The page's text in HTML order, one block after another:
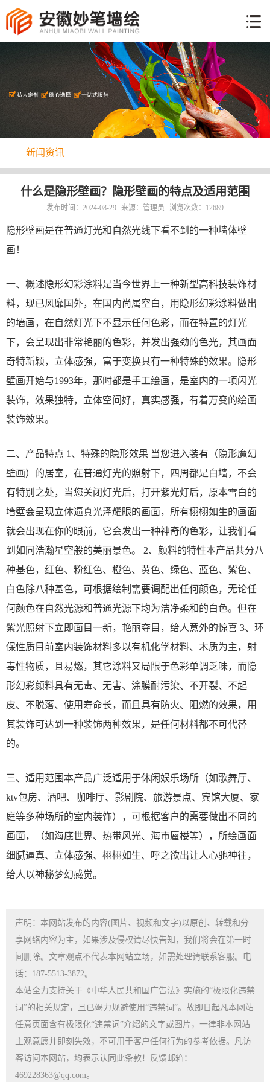
网
站
艺
资
方
式
新闻资讯
什么是隐形壁画？隐形壁画的特点及适用范围
发布时间：2024-08-29 来源：管理员 浏览次数：12689
隐形壁画是在普通灯光和自然光线下看不到的一种墙体壁
画！
一、概述隐形幻彩涂料是当今世界上一种新型高科技装饰材
料，现已风靡国外，在国内尚属空白，用隐形幻彩涂料做出
的墙画，在自然灯光下不显示任何色彩，而在特置的灯光
下，会呈现出非常艳丽的色彩，并发出强劲的色光，其画面
奇特新颖，立体感强，富于变换具有一种特殊的效果。隐形
壁画开始与1993年，那时都是手工绘画，是室内的一项闪光
装饰，效果独特，立体空间好，真实感强，有着万变的绘画
装饰效果。
二、产品特点 1、特殊的隐形效果 当您进入装有（隐形魔幻
壁画）的居室，在普通灯光的照射下，四周都是白墙，不会
有特别之处，当您关闭灯光后，打开紫光灯后，原本雪白的
墙壁会呈现立体逼真光泽耀眼的画面，所有栩栩如生的画面
就会出现在你的眼前，它会发出一种神奇的色彩，让我们看
到如同浩瀚星空般的美丽景色。 2、颜料的特性本产品共分八
种基色，红色、粉红色、橙色、黄色、绿色、蓝色、紫色、
白色除八种基色，可根据绘制需要调配出任何颜色，无论任
何颜色在自然光源和普通光源下均为洁净柔和的白色。但在
紫光照射下立即面目一新，艳丽夺目，给人意外的惊喜 3、环
保性质目前室内装饰材料多以有机化学材料、木质为主，射
毒性物质，且易燃，其它涂料又局限于色彩单调乏味，而隐
形幻彩颜料具有无毒、无害、涂膜耐污染、不开裂、不起
皮、不脱落、使用寿命长，而且具有防火、阻燃的效果，用
其装饰可达到一种装饰两种效果，是任何材料都不可代替
的。
三、适用范围本产品广泛适用于休闲娱乐场所（如歌舞厅、
ktv包房、酒吧、咖啡厅、影剧院、旅游景点、宾馆大厦、家
庭等多种场所的室内装饰），可根据客户的需要做出不同的
画面，（如海底世界、热带风光、海市蜃楼等），所绘画面
细腻逼真、立体感强、栩栩如生、呼之欲出让人心驰神往，
给人以神秘梦幻感觉。
声明：本网站发布的内容(图片、视频和文字)以原创、转载和分
享网络内容为主，如果涉及侵权请尽快告知，我们将会在第一时
间删除。文章观点不代表本网站立场，如需处理请联系客服。电
话：187-5513-3872。
本站全力支持关于《中华人民共和国广告法》实施的“极限化违禁
词”的相关规定，且已竭力规避使用“违禁词”。故即日起凡本网站
任意页面含有极限化“违禁词”介绍的文字或图片，一律非本网站
主观意愿并即刻失效，不可用于客户任何行为的参考依据。凡访
客访问本网站，均表示认同此条款！反馈邮箱：
469228363@qq.com。